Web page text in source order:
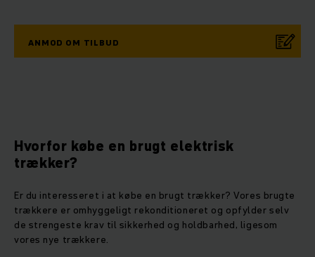
ANMOD OM TILBUD
Hvorfor købe en brugt elektrisk
trækker?
Er du interesseret i at købe en brugt trækker? Vores brugte
trækkere er omhyggeligt rekonditioneret og opfylder selv
de strengeste krav til sikkerhed og holdbarhed, ligesom
vores nye trækkere.